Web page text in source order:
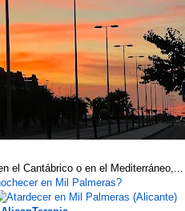
el Cantábrico o en el Mediterráneo,...